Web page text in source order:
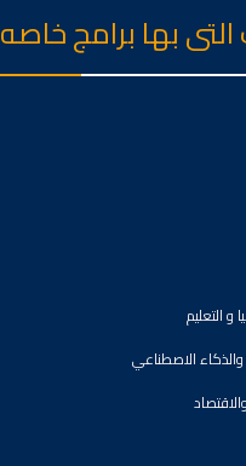
التى بها برامج خاصه
و التعليم
والذكاء الاصطناعي